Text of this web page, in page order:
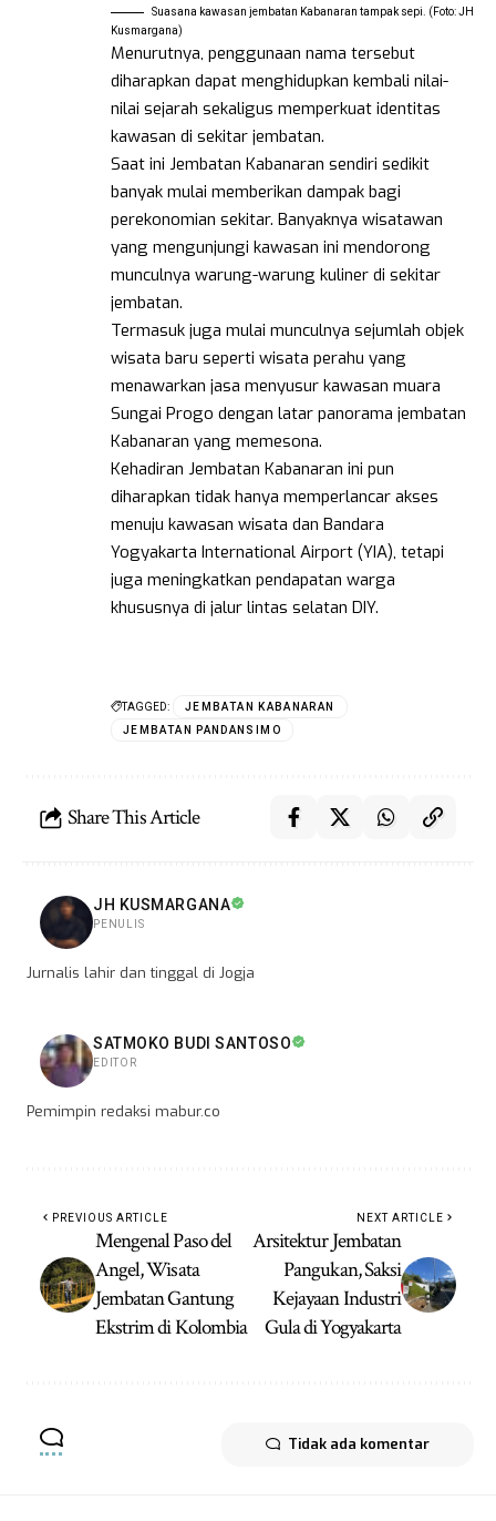
Suasana kawasan jembatan Kabanaran tampak sepi. (Foto: JH
Kusmargana)
Menurutnya, penggunaan nama tersebut
diharapkan dapat menghidupkan kembali nilai-
nilai sejarah sekaligus memperkuat identitas
kawasan di sekitar jembatan.
Saat ini Jembatan Kabanaran sendiri sedikit
banyak mulai memberikan dampak bagi
perekonomian sekitar. Banyaknya wisatawan
yang mengunjungi kawasan ini mendorong
munculnya warung-warung kuliner di sekitar
jembatan.
Termasuk juga mulai munculnya sejumlah objek
wisata baru seperti wisata perahu yang
menawarkan jasa menyusur kawasan muara
Sungai Progo dengan latar panorama jembatan
Kabanaran yang memesona.
Kehadiran Jembatan Kabanaran ini pun
diharapkan tidak hanya memperlancar akses
menuju kawasan wisata dan Bandara
Yogyakarta International Airport (YIA), tetapi
juga meningkatkan pendapatan warga
khususnya di jalur lintas selatan DIY.
TAGGED:
JEMBATAN KABANARAN
JEMBATAN PANDANSIMO
Share This Article
JH KUSMARGANA
PENULIS
Jurnalis lahir dan tinggal di Jogja
SATMOKO BUDI SANTOSO
EDITOR
Pemimpin redaksi mabur.co
PREVIOUS ARTICLE
Mengenal Paso del
Angel, Wisata
Jembatan Gantung
Ekstrim di Kolombia
NEXT ARTICLE
Arsitektur Jembatan
Pangukan, Saksi
Kejayaan Industri
Gula di Yogyakarta
Tidak ada komentar